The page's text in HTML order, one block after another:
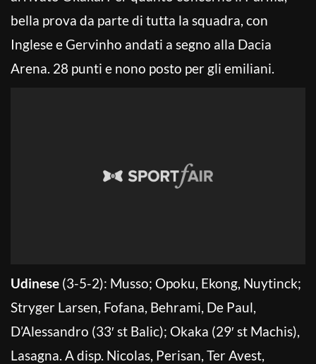
bella prova da parte di tutta la squadra, con
Inglese e Gervinho andati a segno alla Dacia
Arena. 28 punti e nono posto per gli emiliani.
Udinese (3-5-2): Musso; Opoku, Ekong, Nuytinck;
Stryger Larsen, Fofana, Behrami, De Paul,
D’Alessandro (33′ st Balic); Okaka (29′ st Machis),
Lasagna. A disp. Nicolas, Perisan, Ter Avest,